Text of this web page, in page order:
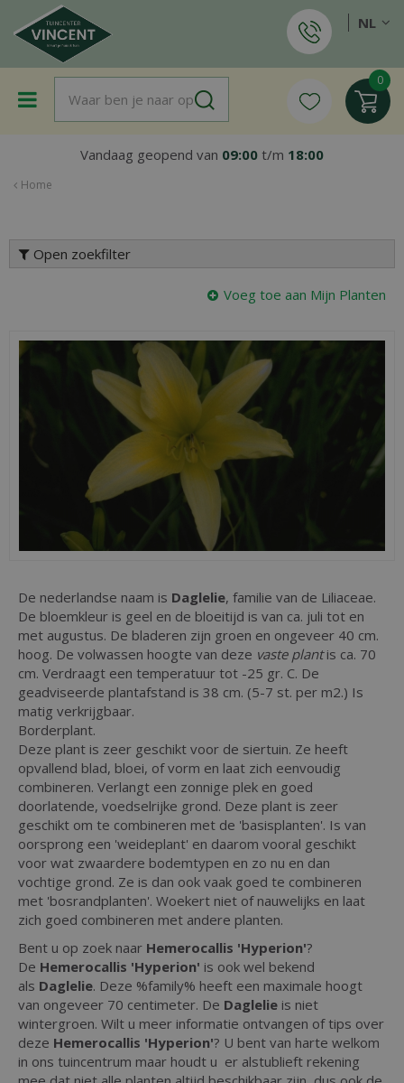
a
Home
Vandaag geopend van 09:00 t/m 18:00
NL
Open zoekfilter
Voeg toe aan Mijn Planten
De nederlandse naam is Daglelie, familie van de Liliaceae.
De bloemkleur is geel en de bloeitijd is van ca. juli tot en
met augustus. De bladeren zijn groen en ongeveer 40 cm.
hoog. De volwassen hoogte van deze vaste plantis ca. 70
cm. Verdraagt een temperatuur tot -25 gr. C. De
geadviseerde plantafstand is 38 cm. (5-7 st. per m2.) Is
matig verkrijgbaar.
Borderplant.
Deze plant is zeer geschikt voor de siertuin. Ze heeft
opvallend blad, bloei, of vorm en laat zich eenvoudig
combineren. Verlangt een zonnige plek en goed
doorlatende, voedselrijke grond. Deze plant is zeer
geschikt om te combineren met de 'basisplanten'. Is van
oorsprong een 'weideplant' en daarom vooral geschikt
voor wat zwaardere bodemtypen en zo nu en dan
vochtige grond. Ze is dan ook vaak goed te combineren
met 'bosrandplanten'. Woekert niet of nauwelijks en laat
zich goed combineren met andere planten.
Bent u op zoek naar Hemerocallis 'Hyperion'?
De Hemerocallis 'Hyperion' is ook wel bekend
als Daglelie. Deze %family% heeft een maximale hoogt
van ongeveer 70 centimeter. De Daglelie is niet
wintergroen. Wilt u meer informatie ontvangen of tips over
deze Hemerocallis 'Hyperion'? U bent van harte welkom
in ons tuincentrum maar houdt u er alstublieft rekening